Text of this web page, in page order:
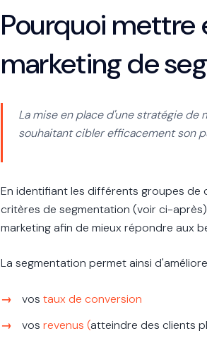
Pourquoi mettre
marketing de
La mise en place d'une stratégie
souhaitant cibler efficacement son
En identifiant les différents groupes de
critères de segmentation (voir ci-
marketing afin de mieux répondre aux
La segmentation permet ainsi
vos taux de conversion
vos revenus (atteindre des clients